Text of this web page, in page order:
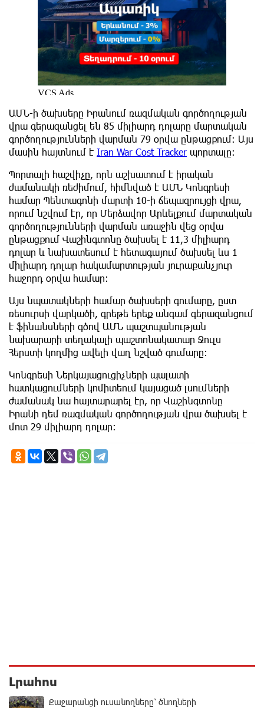
ԱՄՆ-ի ծախսերը Իրանում ռազմական գործողության
վրա գերազանցել են 85 միլիարդ դոլարը մարտական
գործողությունների վարման 79 օրվա ընթացքում: Այս
մասին հայտնում է Iran War Cost Tracker պորտալը:
Պորտալի հաշվիչը, որն աշխատում է իրական
ժամանակի ռեժիմում, հիմնված է ԱՄՆ Կոնգրեսի
համար Պենտագոնի մարտի 10-ի ճեպազրույցի վրա,
որում նշվում էր, որ Մերձավոր Արևելքում մարտական
գործողությունների վարման առաջին վեց օրվա
ընթացքում Վաշինգտոնը ծախսել է 11,3 միլիարդ
դոլար և նախատեսում է հետագայում ծախսել ևս 1
միլիարդ դոլար հակամարտության յուրաքանչյուր
հաջորդ օրվա համար:
Այս նպատակների համար ծախսերի գումարը, ըստ
ռեսուրսի վարկածի, գրեթե երեք անգամ գերազանցում
է ֆինանսների գծով ԱՄՆ պաշտպանության
նախարարի տեղակալի պաշտոնակատար Ջուլս
Հերստի կողմից ավելի վաղ նշված գումարը:
Կոնգրեսի Ներկայացուցիչների պալատի
հատկացումների կոմիտեում կայացած լսումների
ժամանակ նա հայտարարել էր, որ Վաշինգտոնը
Իրանի դեմ ռազմական գործողության վրա ծախսել է
մոտ 29 միլիարդ դոլար:
Լրահոս
Քաջարանցի ուսանողները՝ ծնողների